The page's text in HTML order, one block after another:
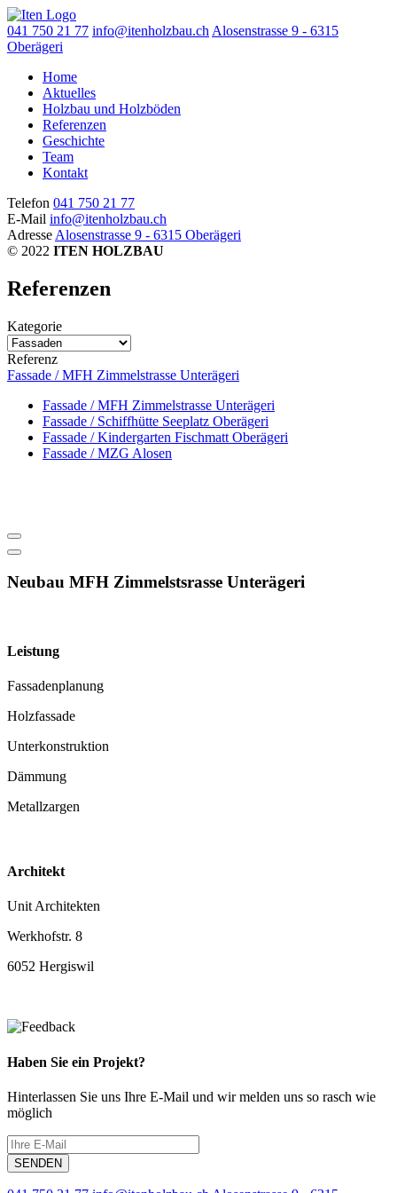
041 750 21 77 info@itenholzbau.ch Alosenstrasse 9 - 6315
Oberägeri
Home
Aktuelles
Holzbau und Holzböden
Referenzen
Geschichte
Team
Kontakt
Telefon 041 750 21 77
E-Mail info@itenholzbau.ch
Adresse Alosenstrasse 9 - 6315 Oberägeri
© 2022 ITEN HOLZBAU
Referenzen
Kategorie
Referenz
Fassade / MFH Zimmelstrasse Unterägeri
Fassade / MFH Zimmelstrasse Unterägeri
Fassade / Schiffhütte Seeplatz Oberägeri
Fassade / Kindergarten Fischmatt Oberägeri
Fassade / MZG Alosen
Neubau MFH Zimmelstsrasse Unterägeri
Leistung
Fassadenplanung
Holzfassade
Unterkonstruktion
Dämmung
Metallzargen
Architekt
Unit Architekten
Werkhofstr. 8
6052 Hergiswil
Haben Sie ein Projekt?
Hinterlassen Sie uns Ihre E-Mail und wir melden uns so rasch wie
möglich